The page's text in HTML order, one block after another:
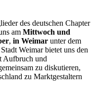
des deutschen Chapter
am Mittwoch und
, in Weimar unter dem
Weimar bietet uns den
Aufbruch und
zu diskutieren,
zu Marktgestaltern